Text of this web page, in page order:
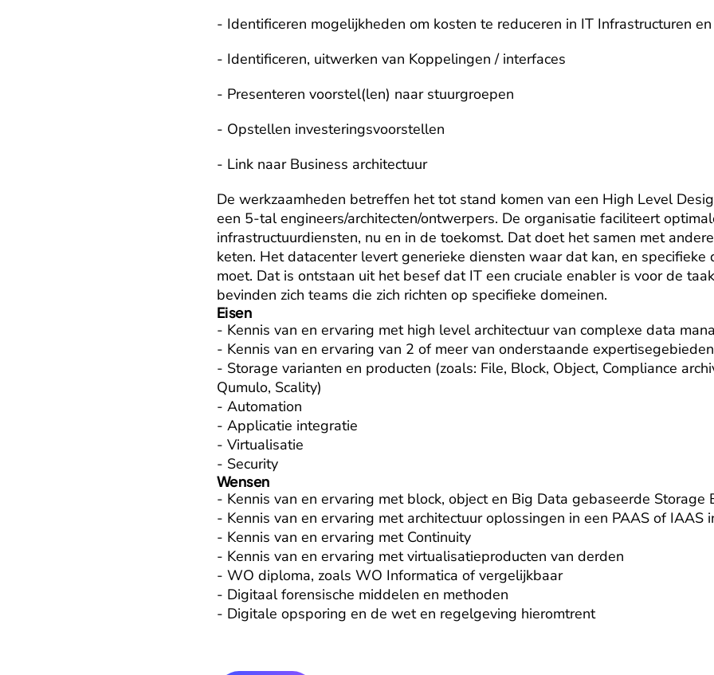
- Identificeren mogelijkheden om kosten te reduceren in IT Infrastructuren
- Identificeren, uitwerken van Koppelingen / interfaces
- Presenteren voorstel(len) naar stuurgroepen
- Opstellen investeringsvoorstellen
- Link naar Business architectuur
De werkzaamheden betreffen het tot stand komen van een High Level
een 5-tal engineers/architecten/ontwerpers. De organisatie faciliteert
infrastructuurdiensten, nu en in de toekomst. Dat doet het samen met
keten. Het datacenter levert generieke diensten waar dat kan, en
moet. Dat is ontstaan uit het besef dat IT een cruciale enabler is voor de
bevinden zich teams die zich richten op specifieke domeinen.
Eisen
- Kennis van en ervaring met high level architectuur van complexe data
- Kennis van en ervaring van 2 of meer van onderstaande
- Storage varianten en producten (zoals: File, Block, Object, Compliance
Qumulo, Scality)
- Automation
- Applicatie integratie
- Virtualisatie
- Security
Wensen
- Kennis van en ervaring met block, object en Big Data gebaseerde Storage
- Kennis van en ervaring met architectuur oplossingen in een PAAS of IAAS
- Kennis van en ervaring met Continuity
- Kennis van en ervaring met virtualisatieproducten van derden
- WO diploma, zoals WO Informatica of vergelijkbaar
- Digitaal forensische middelen en methoden
- Digitale opsporing en de wet en regelgeving hieromtrent